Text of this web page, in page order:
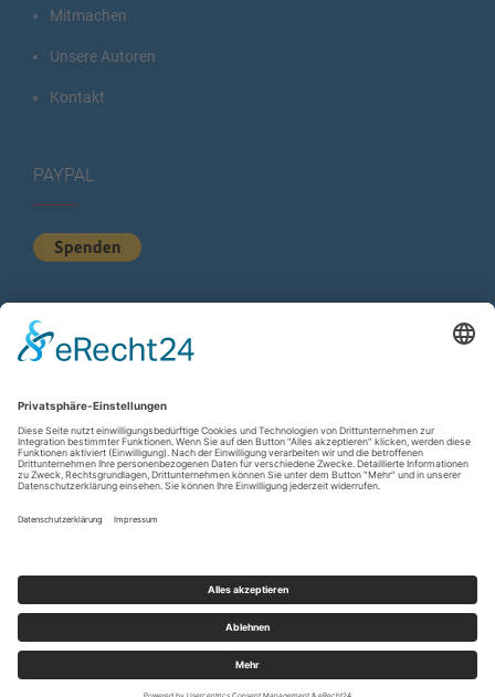
Mitmachen
Unsere Autoren
Kontakt
PAYPAL
KURZSTATISTIK
Total Views:614.982
Besucher gesamt:225.145
Gesamt Beiträge:
Copyright © 2026wir-hn.de – wirland.eu. All rights reserved.
Designed byFameThemes